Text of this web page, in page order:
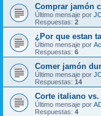
Comprar jamón
Último mensaje por
Respuestas: 2
¿Por que estan
Último mensaje por
Respuestas: 6
Comer jamón
Último mensaje por
Respuestas: 14
Corte italiano vs.
Último mensaje por
Respuestas: 4